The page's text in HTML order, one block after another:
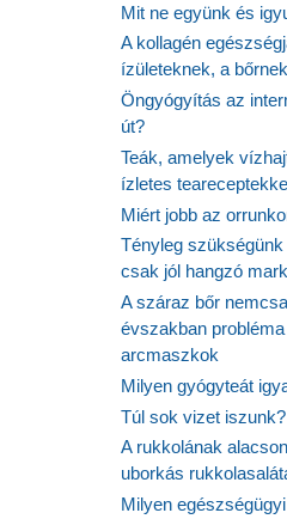
Mit ne együnk és
A kollagén
ízületeknek, a
Öngyógyítás az
út?
Teák, amelyek
ízletes
Miért jobb az
Tényleg
csak jól hangzó
A száraz bőr
évszakban
arcmaszkok
Milyen gyógyteát
Túl sok vizet
A rukkolának
uborkás
Milyen